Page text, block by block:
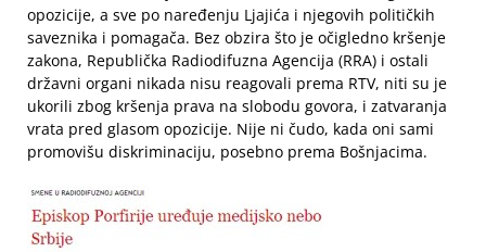
opozicije, a sve po naređenju Ljajića i njegovih političkih
saveznika i pomagača. Bez obzira što je očigledno kršenje
zakona, Republička Radiodifuzna Agencija (RRA) i ostali
državni organi nikada nisu reagovali prema RTV, niti su je
ukorili zbog kršenja prava na slobodu govora, i zatvaranja
vrata pred glasom opozicije. Nije ni čudo, kada oni sami
promovišu diskriminaciju, posebno prema Bošnjacima.